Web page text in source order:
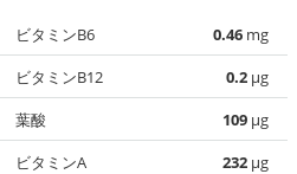
ビタミンB6 0.46 mg
ビタミンB12
0.2 µg
葉酸
109 µg
ビタミンA
232 µg